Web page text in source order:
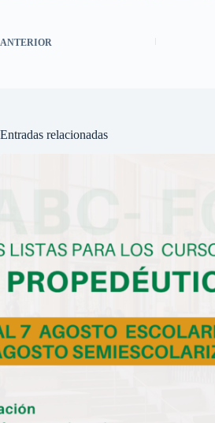
ANTERIOR
Entradas relacionadas